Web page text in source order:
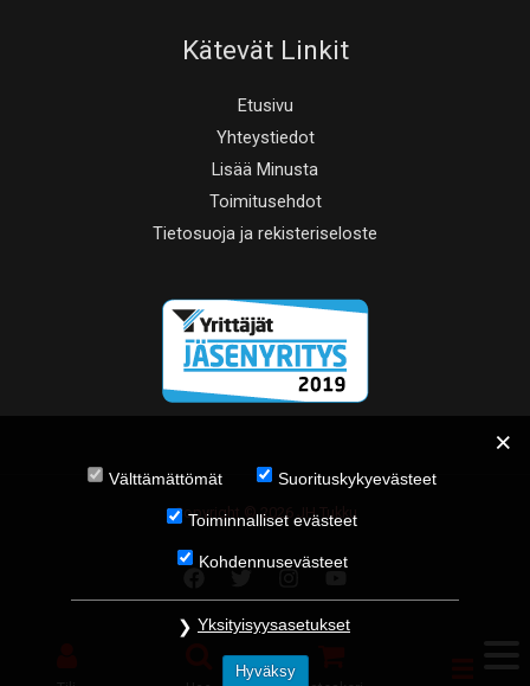
Kätevät Linkit
Etusivu
Yhteystiedot
Lisää Minusta
Toimitusehdot
Tietosuoja ja rekisteriseloste
Copyright © 2026 JH Tukku
Välttämättömät Suorituskykyevästeet
Toiminnalliset evästeet
Kohdennusevästeet
Yksityisyysasetukset
Hyväksy